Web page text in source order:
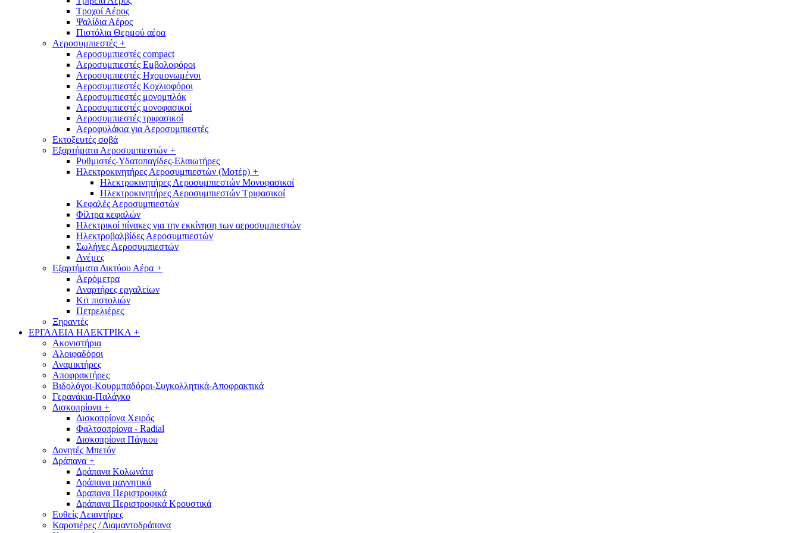
Τροχοί Αέρος
Ψαλίδια Αέρος
Πιστόλια Θερμού αέρα
Αεροσυμπιεστές +
Αεροσυμπιεστές compact
Αεροσυμπιεστές Εμβολοφόροι
Αεροσυμπιεστές Ηχομονωμένοι
Αεροσυμπιεστές Κοχλιοφόροι
Αεροσυμπιεστές μονομπλόκ
Αεροσυμπιεστές μονοφασικοί
Αεροσυμπιεστές τριφασικοί
Αεροφυλάκια για Αεροσυμπιεστές
Εκτοξευτές σοβά
Εξαρτήματα Αεροσυμπιεστών +
Ρυθμιστές-Υδατοπαγίδες-Ελαιωτήρες
Ηλεκτροκινητήρες Αεροσυμπιεστών (Μοτέρ) +
Ηλεκτροκινητήρες Αεροσυμπιεστών Μονοφασικοί
Ηλεκτροκινητήρες Αεροσυμπιεστών Τριφασικοί
Κεφαλές Αεροσυμπιεστών
Φίλτρα κεφαλών
Ηλεκτρικοί πίνακες για την εκκίνηση των αεροσυμπιεστών
Ηλεκτροβαλβίδες Αεροσυμπιεστών
Σωλήνες Αεροσυμπιεστών
Ανέμες
Εξαρτήματα Δικτύου Αέρα +
Αερόμετρα
Αναρτήρες εργαλείων
Κιτ πιστολιών
Πετρελιέρες
Ξηραντές
ΕΡΓΑΛΕΙΑ ΗΛΕΚΤΡΙΚΑ +
Ακονιστήρια
Αλοιφαδόροι
Αναμικτήρες
Αποφρακτήρες
Βιδολόγοι-Κουρμπαδόροι-Συγκολλητικά-Αποφρακτικά
Γερανάκια-Παλάγκο
Δισκοπρίονα +
Δισκοπρίονα Χειρός
Φαλτσοπρίονα - Radial
Δισκοπρίονα Πάγκου
Δονητές Μπετόν
Δράπανα +
Δράπανα Κολωνάτα
Δράπανα μαγνητικά
Δραπανα Περιστροφικά
Δράπανα Περιστροφικά Κρουστικά
Ευθείς Λειαντήρες
Καροτιέρες / Διαμαντοδράπανα